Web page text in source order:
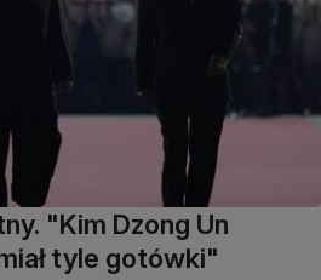
"Kim Dzong Un
tyle gotówki"